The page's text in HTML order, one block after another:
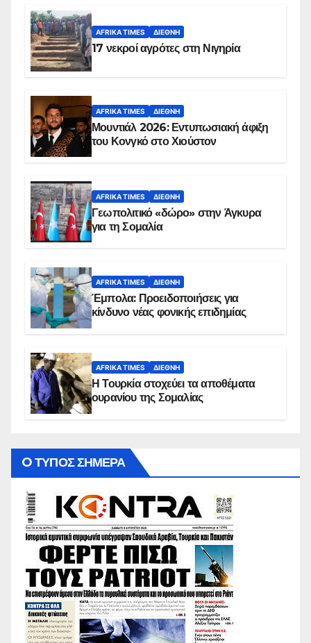
AFRIKA TIMES ΔΙΕΘΝΉ
17 νεκροί αγρότες στη Νιγηρία
AFRIKA TIMES ΔΙΕΘΝΉ
Μουντιάλ 2026: Εντυπωσιακή άφιξη
του Κονγκό στο Χιούστον
AFRIKA TIMES ΔΙΕΘΝΉ
Γεωπολιτικό «δώρο» στην Άγκυρα
για τη Σομαλία
AFRIKA TIMES ΔΙΕΘΝΉ
Έμπολα: Προειδοποιήσεις για
κίνδυνο νέας φονικής επιδημίας
AFRIKA TIMES ΔΙΕΘΝΉ
Η Τουρκία στοχεύει τα αποθέματα
ουρανίου της Σομαλίας
O ΤΥΠΟΣ ΣΗΜΕΡΑ